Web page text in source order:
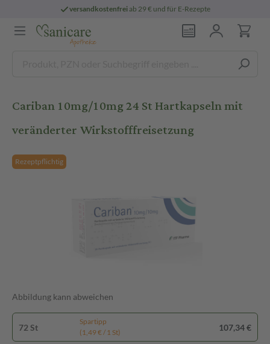
versandkostenfreiab 29 € und für E-Rezepte
Cariban 10mg/10mg 24 St Hartkapseln mit
veränderter Wirkstofffreisetzung
Rezeptpflichtig
Abbildung kann abweichen
72 St
Spartipp
(1,49 € / 1 St)
107,34 €